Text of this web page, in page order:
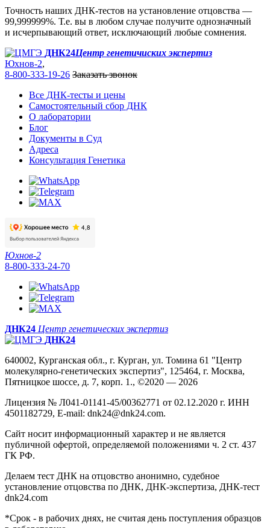
Точность наших ДНК-тестов на установление отцовства —
99,999999%. Т.е. вы в любом случае получите однозначный
и исчерпывающий ответ, исключающий любые сомнения.
ДНК24Центр генетичиских экспертиз
Юхнов-2,
8-800-333-19-26 Заказать звонок
Все ДНК-тесты и цены
Самостоятельный сбор ДНК
О лаборатории
Блог
Документы в Суд
Адреса
Консультация Генетика
Юхнов-2
8-800-333-24-70
ДНК24 Центр генетических экспертиз
ДНК24
640002, Курганская обл., г. Курган, ул. Томина 61 "Центр
молекулярно-генетических экспертиз", 125464, г. Москва,
Пятницкое шоссе, д. 7, корп. 1., ©2020 — 2026
Лицензия № Л041-01141-45/00362771 от 02.12.2020 г. ИНН
4501182729, E-mail: dnk24@dnk24.com.
Сайт носит информационный характер и не является
публичной офертой, определяемой положениями ч. 2 ст. 437
ГК РФ.
Делаем тест ДНК на отцовство анонимно, судебное
установление отцовства по ДНК, ДНК-экспертиза, ДНК-тест
dnk24.com
*Срок - в рабочих днях, не считая день поступления образцов